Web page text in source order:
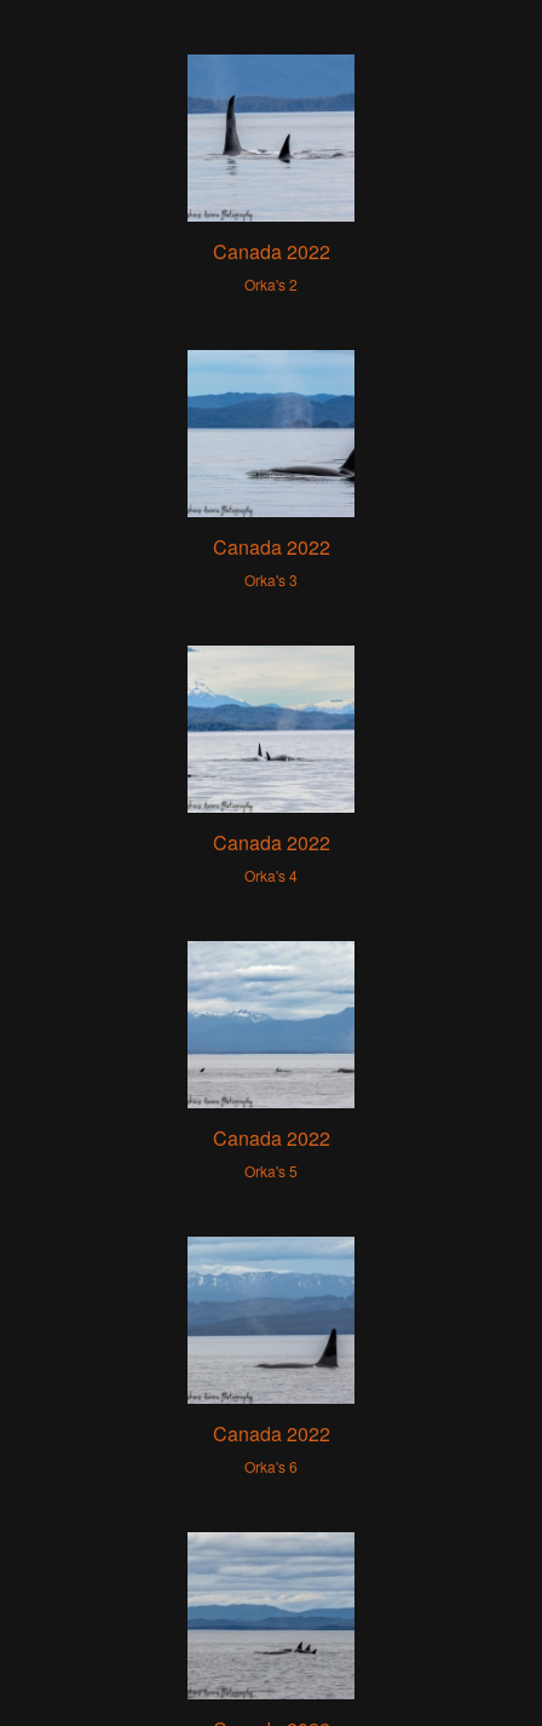
Canada 2022
Orka's 2
Canada 2022
Orka's 3
Canada 2022
Orka's 4
Canada 2022
Orka's 5
Canada 2022
Orka's 6